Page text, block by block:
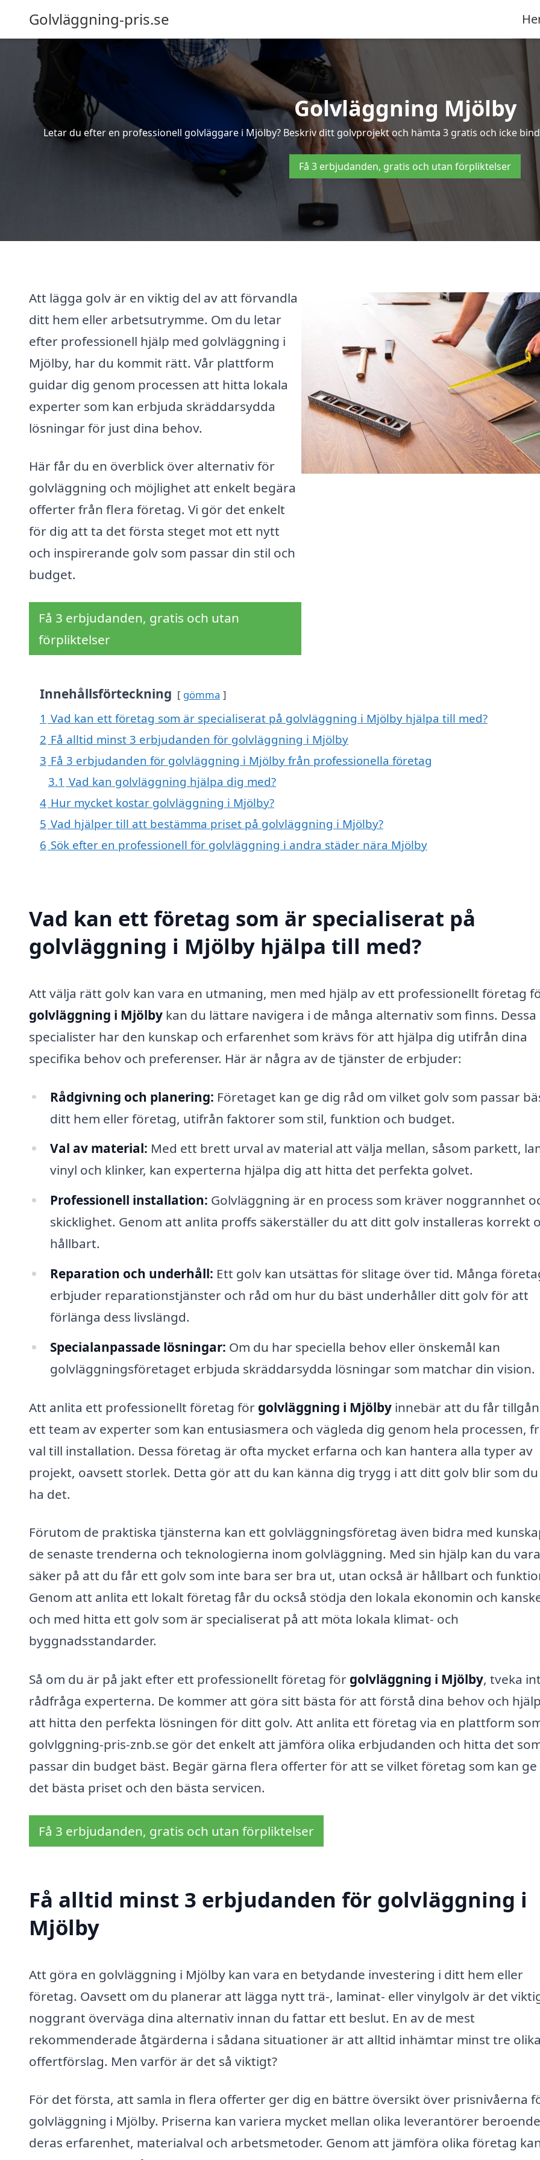
Golvläggning-pris.se
Golvläggning Mjölby
Letar du efter en professionell golvläggare i Mjölby? Beskriv ditt golvprojekt och hämta 3 gratis och icke
Få 3 erbjudanden, gratis och utan förpliktelser
Att lägga golv är en viktig del av att förvandla
ditt hem eller arbetsutrymme. Om du letar
efter professionell hjälp med golvläggning i
Mjölby, har du kommit rätt. Vår plattform
guidar dig genom processen att hitta lokala
experter som kan erbjuda skräddarsydda
lösningar för just dina behov.
Här får du en överblick över alternativ för
golvläggning och möjlighet att enkelt begära
offerter från flera företag. Vi gör det enkelt
för dig att ta det första steget mot ett nytt
och inspirerande golv som passar din stil och
budget.
Få 3 erbjudanden, gratis och utan
förpliktelser
Innehållsförteckning gömma
1 Vad kan ett företag som är specialiserat på golvläggning i Mjölby hjälpa till med?
2 Få alltid minst 3 erbjudanden för golvläggning i Mjölby
3 Få 3 erbjudanden för golvläggning i Mjölby från professionella företag
3.1 Vad kan golvläggning hjälpa dig med?
4 Hur mycket kostar golvläggning i Mjölby?
5 Vad hjälper till att bestämma priset på golvläggning i Mjölby?
6 Sök efter en professionell för golvläggning i andra städer nära Mjölby
Vad kan ett företag som är specialiserat på
golvläggning i Mjölby hjälpa till med?
Att välja rätt golv kan vara en utmaning, men med hjälp av ett professionellt företag
golvläggning i Mjölby kan du lättare navigera i de många alternativ som finns. Dessa
specialister har den kunskap och erfarenhet som krävs för att hjälpa dig utifrån dina
specifika behov och preferenser. Här är några av de tjänster de erbjuder:
Rådgivning och planering: Företaget kan ge dig råd om vilket golv som passar
ditt hem eller företag, utifrån faktorer som stil, funktion och budget.
Val av material: Med ett brett urval av material att välja mellan, såsom parkett,
vinyl och klinker, kan experterna hjälpa dig att hitta det perfekta golvet.
Professionell installation: Golvläggning är en process som kräver noggrannhet
skicklighet. Genom att anlita proffs säkerställer du att ditt golv installeras korrekt
hållbart.
Reparation och underhåll: Ett golv kan utsättas för slitage över tid. Många
erbjuder reparationstjänster och råd om hur du bäst underhåller ditt golv för att
förlänga dess livslängd.
Specialanpassade lösningar: Om du har speciella behov eller önskemål kan
golvläggningsföretaget erbjuda skräddarsydda lösningar som matchar din vision.
Att anlita ett professionellt företag för golvläggning i Mjölby innebär att du får
ett team av experter som kan entusiasmera och vägleda dig genom hela processen,
val till installation. Dessa företag är ofta mycket erfarna och kan hantera alla typer av
projekt, oavsett storlek. Detta gör att du kan känna dig trygg i att ditt golv blir som
ha det.
Förutom de praktiska tjänsterna kan ett golvläggningsföretag även bidra med
de senaste trenderna och teknologierna inom golvläggning. Med sin hjälp kan du vara
säker på att du får ett golv som inte bara ser bra ut, utan också är hållbart och
Genom att anlita ett lokalt företag får du också stödja den lokala ekonomin och
och med hitta ett golv som är specialiserat på att möta lokala klimat- och
byggnadsstandarder.
Så om du är på jakt efter ett professionellt företag för golvläggning i Mjölby, tveka
rådfråga experterna. De kommer att göra sitt bästa för att förstå dina behov och
att hitta den perfekta lösningen för ditt golv. Att anlita ett företag via en plattform
golvlggning-pris-znb.se gör det enkelt att jämföra olika erbjudanden och hitta det
passar din budget bäst. Begär gärna flera offerter för att se vilket företag som kan
det bästa priset och den bästa servicen.
Få 3 erbjudanden, gratis och utan förpliktelser
Få alltid minst 3 erbjudanden för golvläggning i
Mjölby
Att göra en golvläggning i Mjölby kan vara en betydande investering i ditt hem eller
företag. Oavsett om du planerar att lägga nytt trä-, laminat- eller vinylgolv är det
noggrant överväga dina alternativ innan du fattar ett beslut. En av de mest
rekommenderade åtgärderna i sådana situationer är att alltid inhämtar minst tre
offertförslag. Men varför är det så viktigt?
För det första, att samla in flera offerter ger dig en bättre översikt över prisnivåerna
golvläggning i Mjölby. Priserna kan variera mycket mellan olika leverantörer
deras erfarenhet, materialval och arbetsmetoder. Genom att jämföra olika företag